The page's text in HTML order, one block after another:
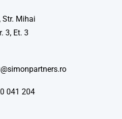
Str. Mihai
3, Et. 3
041 204